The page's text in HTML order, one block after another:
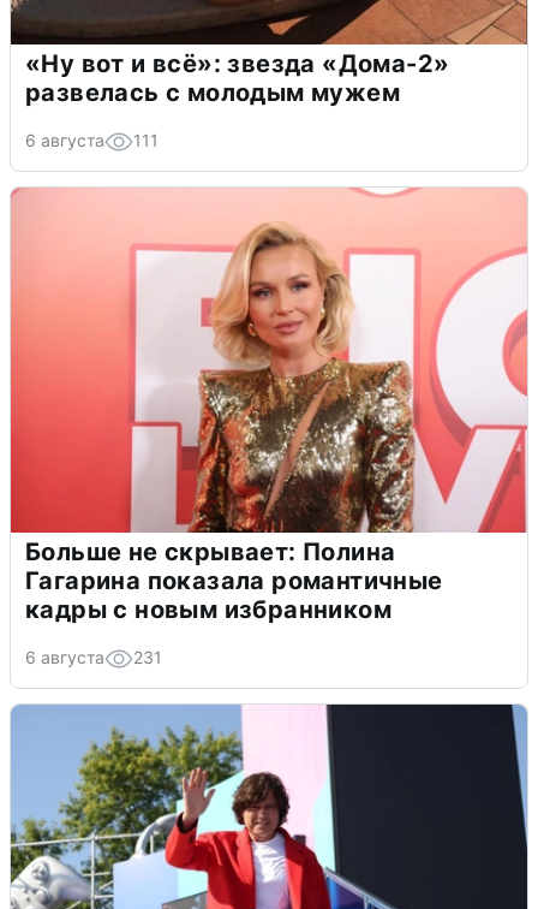
«Ну вот и всё»: звезда «Дома-2»
развелась с молодым мужем
6 августа 111
Больше не скрывает: Полина
Гагарина показала романтичные
кадры с новым избранником
6 августа 231